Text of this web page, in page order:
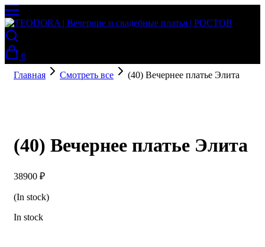
0
Главная
Смотреть все (40) Вечернее платье Элита
(40) Вечернее платье Элита
38900 ₽
(In stock)
In stock